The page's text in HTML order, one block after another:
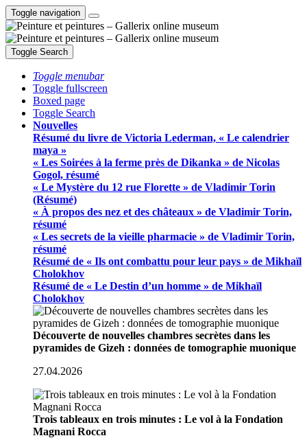
Toggle navigation
Toggle Search
Toggle menubar
Toggle fullscreen
Boxed page
Toggle Search
Nouvelles
Résumé du livre de Victoria Lederman, « Le calendrier
maya »
« Les Soirées à la ferme près de Dikanka » de Nicolas
Gogol, résumé
« Le Mystère du 12 rue Florette » de Vladimir Torin
(Résumé)
« À propos des nez et des châteaux » de Vladimir Torin,
résumé
« Les secrets de la vieille pharmacie » de Vladimir Torin,
résumé
Résumé de « Ils ont combattu pour leur pays » de Mikhaïl
Cholokhov
Résumé de « Le Destin d’un homme » de Mikhaïl
Cholokhov
Découverte de nouvelles chambres secrètes dans les
pyramides de Gizeh : données de tomographie muonique
27.04.2026
Trois tableaux en trois minutes : Le vol à la Fondation
Magnani Rocca